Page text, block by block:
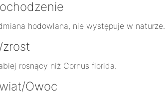
hodowlana, nie występuje w naturze.
rosnący niż Cornus florida.
Owoc